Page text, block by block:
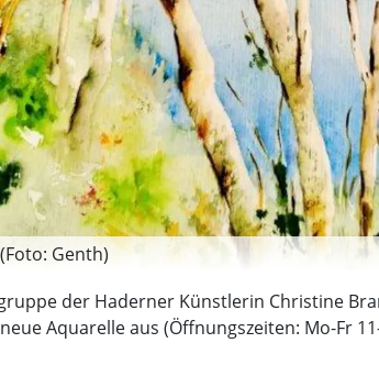
Genth)
der Haderner Künstlerin Christine
Aquarelle aus (Öffnungszeiten: Mo-Fr